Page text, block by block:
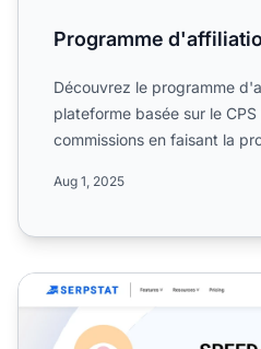
Programme
Découvrez le programme
plateforme basée sur le
commissions en faisant la
Aug 1, 2025
Programme d'affiliation